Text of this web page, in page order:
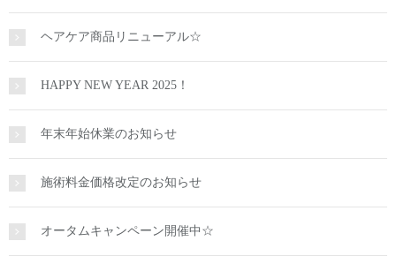
ヘアケア商品リニューアル☆
HAPPY NEW YEAR 2025！
年末年始休業のお知らせ
施術料金価格改定のお知らせ
オータムキャンペーン開催中☆